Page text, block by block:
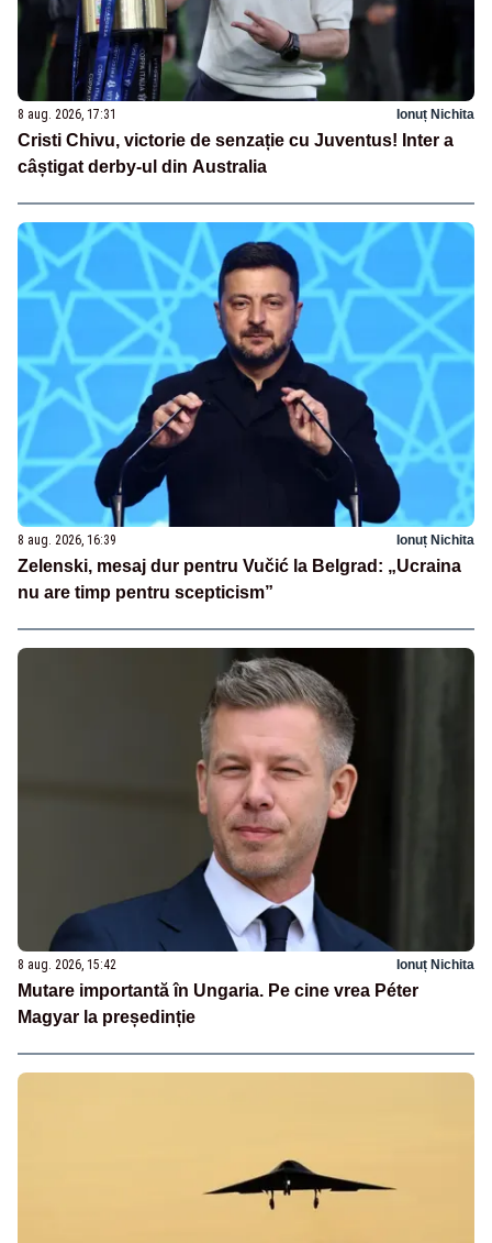
8 aug. 2026, 17:31 Ionuț Nichita
Cristi Chivu, victorie de senzație cu Juventus! Inter a
câștigat derby-ul din Australia
8 aug. 2026, 16:39 Ionuț Nichita
Zelenski, mesaj dur pentru Vučić la Belgrad: „Ucraina
nu are timp pentru scepticism”
8 aug. 2026, 15:42 Ionuț Nichita
Mutare importantă în Ungaria. Pe cine vrea Péter
Magyar la președinție